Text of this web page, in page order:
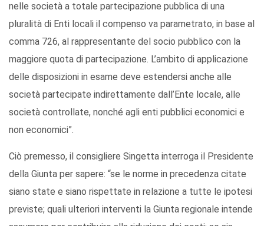
nelle società a totale partecipazione pubblica di una
pluralità di Enti locali il compenso va parametrato, in base al
comma 726, al rappresentante del socio pubblico con la
maggiore quota di partecipazione. L’ambito di applicazione
delle disposizioni in esame deve estendersi anche alle
società partecipate indirettamente dall’Ente locale, alle
società controllate, nonché agli enti pubblici economici e
non economici”.
Ciò premesso, il consigliere Singetta interroga il Presidente
della Giunta per sapere: “se le norme in precedenza citate
siano state e siano rispettate in relazione a tutte le ipotesi
previste; quali ulteriori interventi la Giunta regionale intende